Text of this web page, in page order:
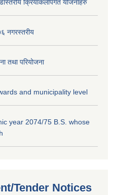
क्रियाकलापगत योजनाहरु
नगरस्तरीय
तथा परियोजना
and municipality level
year 2074/75 B.S. whose
Tender Notices